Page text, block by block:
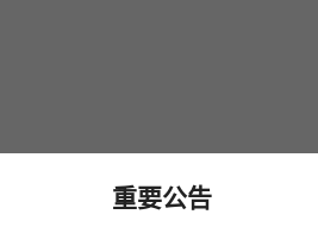
重要公告